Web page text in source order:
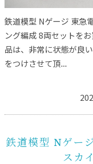
鉄道模型 Nゲージ 東急
ング編成 8両セットを
品は、非常に状態が良
をつけさせて頂...
鉄道模型 Nゲー
スカ